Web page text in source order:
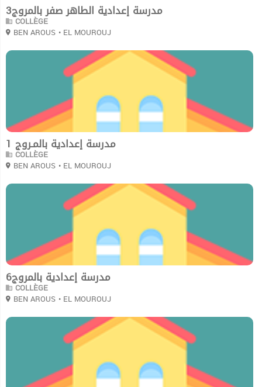
مدرسة إعدادية الطاهر صفر بالمروج3
COLLÈGE
BEN AROUS • EL MOUROUJ
مدرسة إعدادية بالمـروج 1
COLLÈGE
BEN AROUS • EL MOUROUJ
مدرسة إعدادية بالمروج6
COLLÈGE
BEN AROUS • EL MOUROUJ